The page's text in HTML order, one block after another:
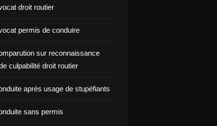
droit routier
permis de conduire
sur reconnaissance
culpabilité droit routier
après usage de stupéfiants
sans permis